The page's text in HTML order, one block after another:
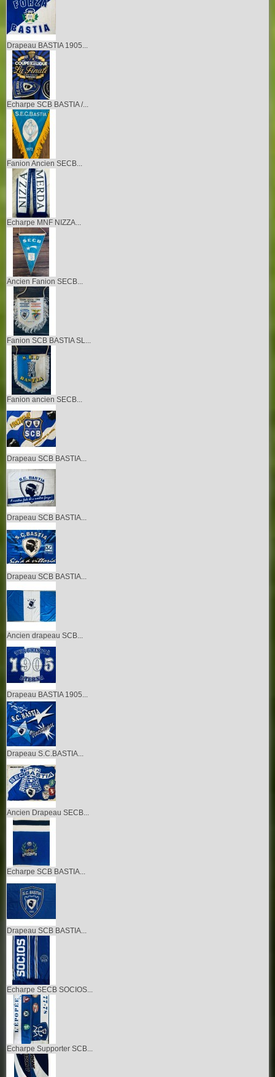
Drapeau BASTIA 1905...
Echarpe SCB BASTIA /...
Fanion Ancien SECB...
Echarpe MNF NIZZA...
Ancien Fanion SECB...
Fanion SCB BASTIA SL...
Fanion ancien SECB...
Drapeau SCB BASTIA...
Drapeau SCB BASTIA...
Drapeau SCB BASTIA...
Ancien drapeau SCB...
Drapeau BASTIA 1905...
Drapeau S.C.BASTIA...
Ancien Drapeau SECB...
Echarpe SCB BASTIA...
Drapeau SCB BASTIA...
Echarpe SECB SOCIOS...
Echarpe Supporter SCB...